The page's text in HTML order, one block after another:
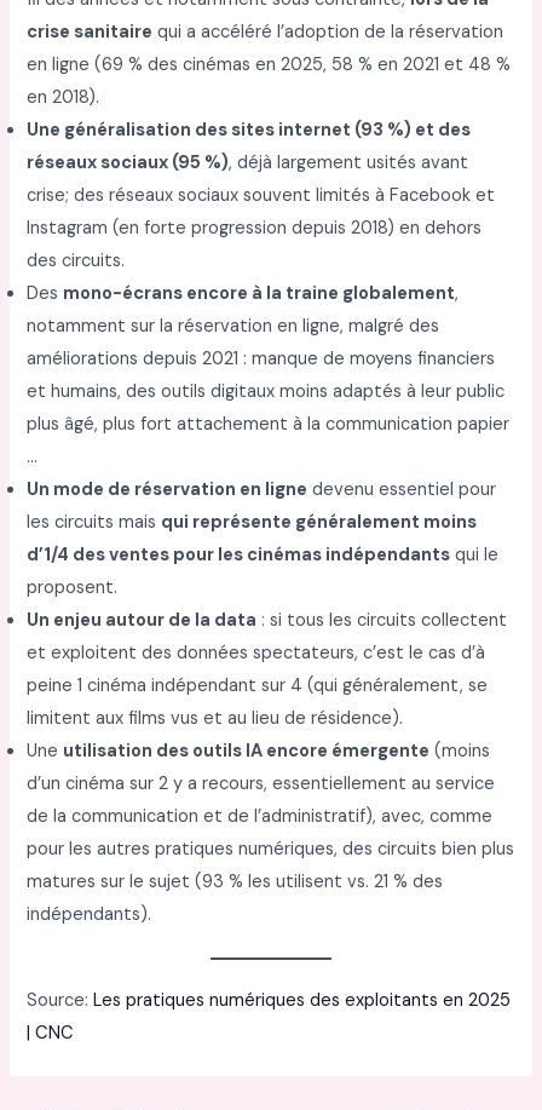
crise sanitaire qui a accéléré l’adoption de la réservation
en ligne (69 % des cinémas en 2025, 58 % en 2021 et 48 %
en 2018).
Une généralisation des sites internet (93 %) et des
réseaux sociaux (95 %), déjà largement usités avant
crise; des réseaux sociaux souvent limités à Facebook et
Instagram (en forte progression depuis 2018) en dehors
des circuits.
Des mono-écrans encore à la traine globalement,
notamment sur la réservation en ligne, malgré des
améliorations depuis 2021 : manque de moyens financiers
et humains, des outils digitaux moins adaptés à leur public
plus âgé, plus fort attachement à la communication papier
…
Un mode de réservation en ligne devenu essentiel pour
les circuits mais qui représente généralement moins
d’1/4 des ventes pour les cinémas indépendants qui le
proposent.
Un enjeu autour de la data : si tous les circuits collectent
et exploitent des données spectateurs, c’est le cas d’à
peine 1 cinéma indépendant sur 4 (qui généralement, se
limitent aux films vus et au lieu de résidence).
Une utilisation des outils IA encore émergente (moins
d’un cinéma sur 2 y a recours, essentiellement au service
de la communication et de l’administratif), avec, comme
pour les autres pratiques numériques, des circuits bien plus
matures sur le sujet (93 % les utilisent vs. 21 % des
indépendants).
Source:Les pratiques numériques des exploitants en 2025
| CNC